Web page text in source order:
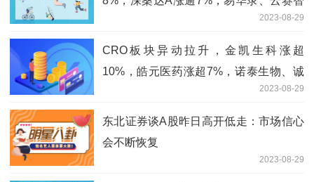
2023-08-29
CRO板块异动拉升，金凯生科涨超
10%，皓元医药涨超7%，诺泰生物、诚
达药业、泓博医药、睿智医药等跟涨2023-08-29
东北证券谈A股昨日高开低走：市场信心
会不断恢复
2023-08-29